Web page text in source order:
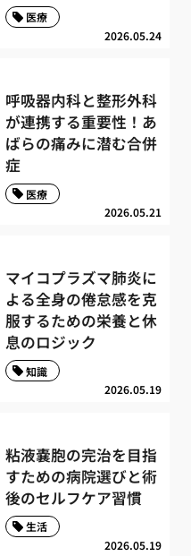
2026.05.24
医療
呼吸器内科と整形外科
が連携する重要性！あ
ばらの痛みに潜む合併
症
2026.05.21
医療
マイコプラズマ肺炎に
よる全身の倦怠感を克
服するための栄養と休
息のロジック
2026.05.19
知識
粘液嚢胞の完治を目指
すための病院選びと術
後のセルフケア習慣
2026.05.19
生活